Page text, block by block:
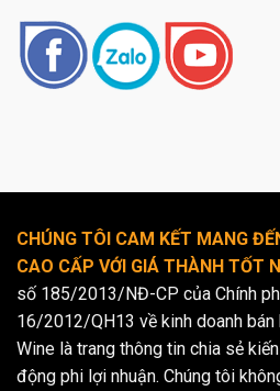
CHÚNG TÔI CAM KẾT MANG
CAO CẤP VỚI GIÁ THÀNH TỐT
số 185/2013/NĐ-CP của Chính
16/2012/QH13 về kinh doanh bán
Wine là trang thông tin chia sẻ
động phi lợi nhuận. Chúng tôi